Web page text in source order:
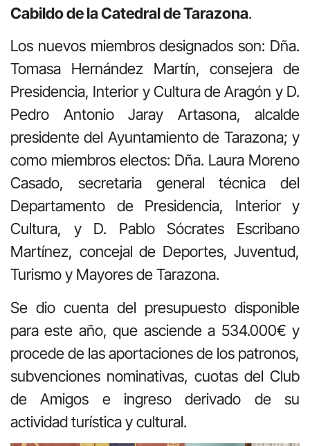
Cabildo de la Catedral de Tarazona.
Los nuevos miembros designados son: Dña.
Tomasa Hernández Martín, consejera de
Presidencia, Interior y Cultura de Aragón y D.
Pedro Antonio Jaray Artasona, alcalde
presidente del Ayuntamiento de Tarazona; y
como miembros electos: Dña. Laura Moreno
Casado, secretaria general técnica del
Departamento de Presidencia, Interior y
Cultura, y D. Pablo Sócrates Escribano
Martínez, concejal de Deportes, Juventud,
Turismo y Mayores de Tarazona.
Se dio cuenta del presupuesto disponible
para este año, que asciende a 534.000€ y
procede de las aportaciones de los patronos,
subvenciones nominativas, cuotas del Club
de Amigos e ingreso derivado de su
actividad turística y cultural.